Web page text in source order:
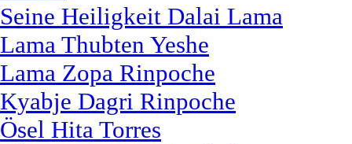
Seine Heiligkeit Dalai Lama
Lama Thubten Yeshe
Lama Zopa Rinpoche
Kyabje Dagri Rinpoche
Ösel Hita Torres